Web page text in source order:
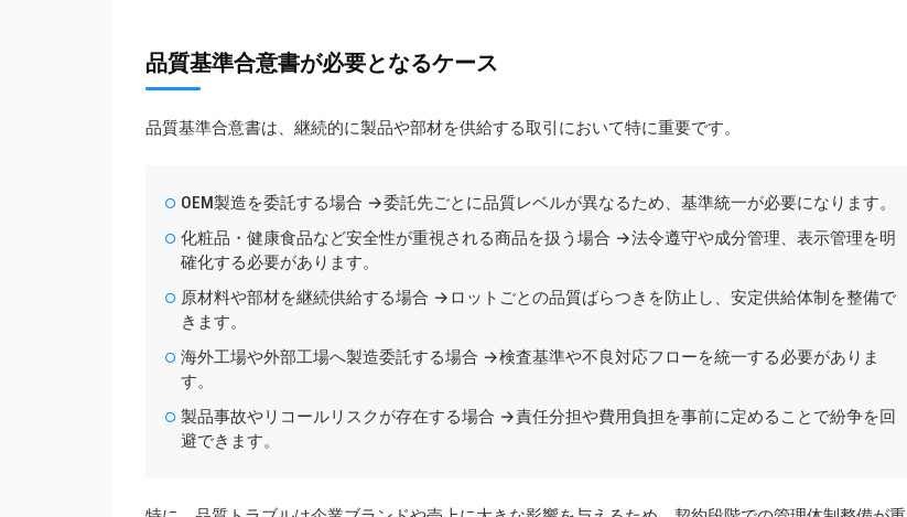
品質基準合意書が必要となるケース
品質基準合意書は、継続的に製品や部材を供給する取引において特に重要です。
OEM製造を委託する場合 →委託先ごとに品質レベルが異なるため、基準統一が必要になります。
化粧品・健康食品など安全性が重視される商品を扱う場合 →法令遵守や成分管理、表示管理を明
確化する必要があります。
原材料や部材を継続供給する場合 →ロットごとの品質ばらつきを防止し、安定供給体制を整備で
きます。
海外工場や外部工場へ製造委託する場合 →検査基準や不良対応フローを統一する必要がありま
す。
製品事故やリコールリスクが存在する場合 →責任分担や費用負担を事前に定めることで紛争を回
避できます。